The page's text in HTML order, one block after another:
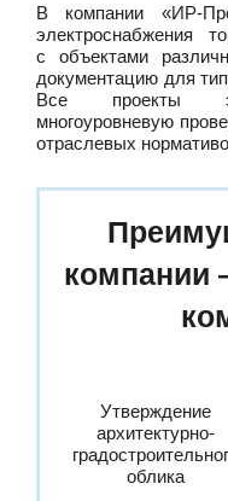
В компании «ИР-
электроснабжения
с объектами
документацию для
Все проекты
многоуровневую
отраслевых
компании
Утверждение
архитектурно-
облика